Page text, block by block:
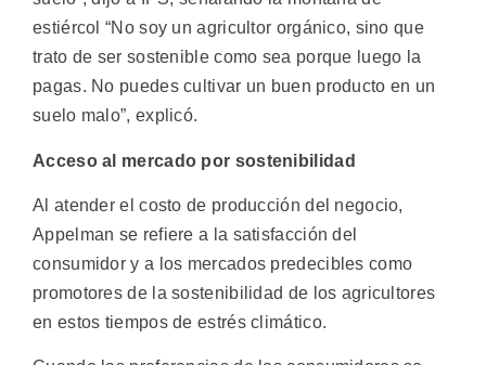
estiércol “No soy un agricultor orgánico, sino que
trato de ser sostenible como sea porque luego la
pagas. No puedes cultivar un buen producto en un
suelo malo”, explicó.
Acceso al mercado por sostenibilidad
Al atender el costo de producción del negocio,
Appelman se refiere a la satisfacción del
consumidor y a los mercados predecibles como
promotores de la sostenibilidad de los agricultores
en estos tiempos de estrés climático.